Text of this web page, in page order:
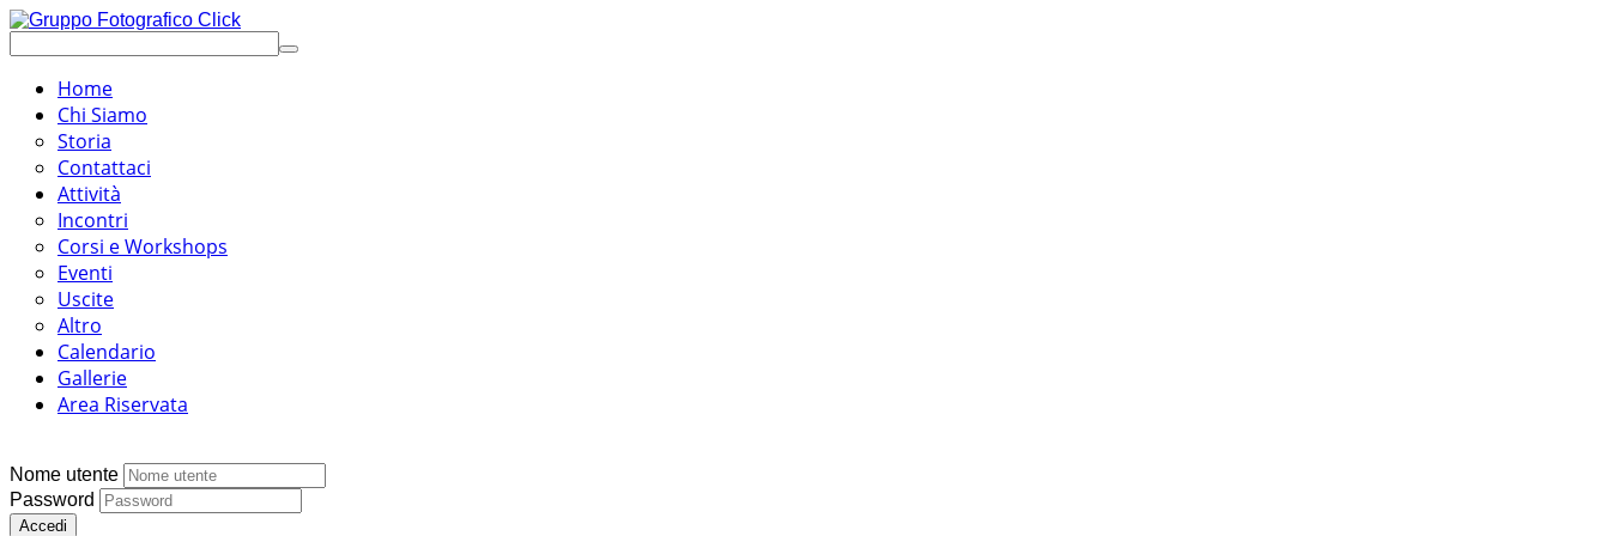
Home
Chi Siamo
Storia
Contattaci
Attività
Incontri
Corsi e Workshops
Eventi
Uscite
Altro
Calendario
Gallerie
Area Riservata
Nome utente
Password
Accedi